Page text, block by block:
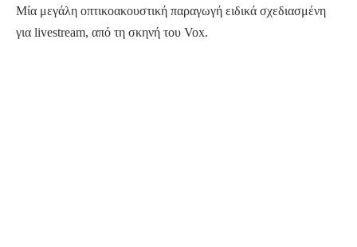
Μία μεγάλη οπτικοακουστική παραγωγή ειδικά σχεδιασμένη
για livestream, από τη σκηνή του Vox.